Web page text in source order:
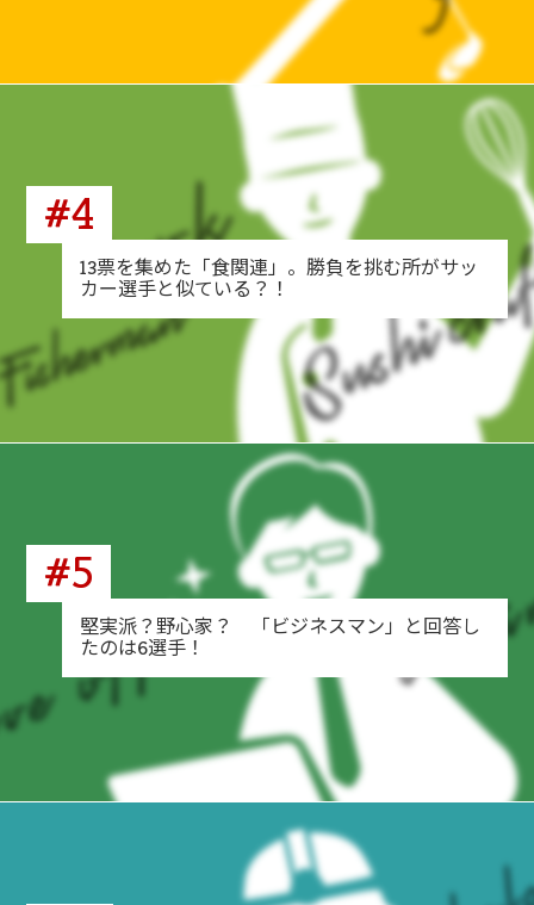
#4
13票を集めた「食関連」。勝負を挑む所がサッ
カー選手と似ている？！
#5
堅実派？野心家？ 「ビジネスマン」と回答し
たのは6選手！